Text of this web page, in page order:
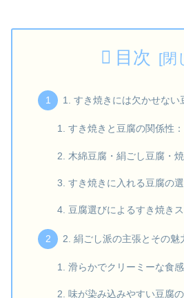
目次
1. すき焼きには欠かせない
すき焼きと豆腐の関係性
木綿豆腐・絹ごし豆腐・
すき焼きに入れる豆腐の
豆腐選びによるすき焼き
2. 絹ごし派の主張とその魅
滑らかでクリーミーな食
味が染み込みやすい豆腐